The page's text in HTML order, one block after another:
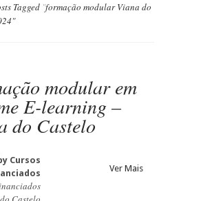
Tagged "formação modular Viana do
modular em
E-learning –
do Castelo
Cursos
Ver Mais